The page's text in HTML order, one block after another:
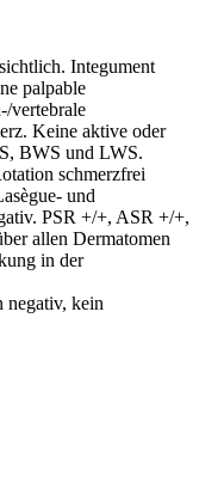
Integument
palpable
vertebrale
Keine aktive oder
BWS und LWS.
schmerzfrei
und
PSR +/+, ASR +/+,
allen Dermatomen
in der
kein